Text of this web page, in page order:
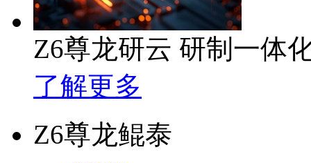
Z6尊龙研云 研制一体
了解更多
Z6尊龙鲲泰